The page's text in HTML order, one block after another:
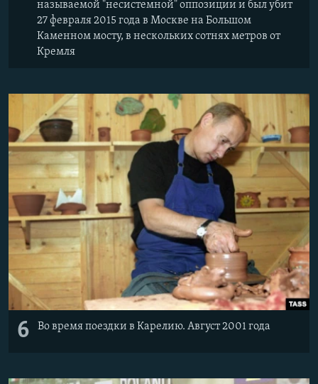
называемой "несистемной" оппозиции и был убит
27 февраля 2015 года в Москве на Большом
Каменном мосту, в нескольких сотнях метров от
Кремля
6 Во время поездки в Карелию. Август 2001 года